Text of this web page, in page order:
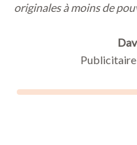
originales à moins de
Publicitaire